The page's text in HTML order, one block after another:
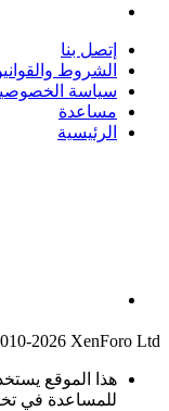
إتصل بنا
الشروط
سياسة
مساعدة
الرئيسية
2026 XenForo Ltd.
هذا الموقع
للمساعدة في